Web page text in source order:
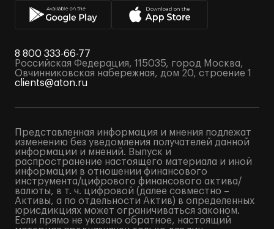
8 800 333-66-77
Российская Федерация, 115035, город Москва,
Овчинниковская набережная, дом 20, строение 1
clients@aton.ru
Представленная информация и мнения подлежат
изменению без уведомления получателей данной
информации и мнений. Выпуск и
распространение настоящего материала и иной
информации в отношении финансового
инструмента/цифрового финансового актива/
валюты, в т. ч. цифровой (далее совместно –
Активы, а по отдельности Актив) в определенных
юрисдикциях может ограничиваться законом.
Если прямо не указано обратное, настоящий